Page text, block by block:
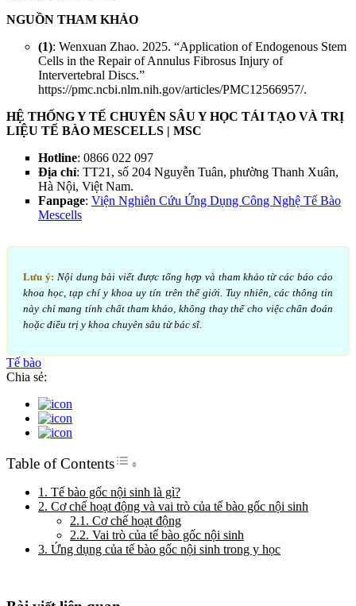
NGUỒN THAM KHẢO
(1): Wenxuan Zhao. 2025. “Application of Endogenous Stem
Cells in the Repair of Annulus Fibrosus Injury of
Intervertebral Discs.”
https://pmc.ncbi.nlm.nih.gov/articles/PMC12566957/.
HỆ THỐNG Y TẾ CHUYÊN SÂU Y HỌC TÁI TẠO VÀ TRỊ
LIỆU TẾ BÀO MESCELLS | MSC
Hotline: 0866 022 097
Địa chỉ: TT21, số 204 Nguyễn Tuân, phường Thanh Xuân,
Hà Nội, Việt Nam.
Fanpage: Viện Nghiên Cứu Ứng Dụng Công Nghệ Tế Bào
Mescells
Lưu ý: Nội dung bài viết được tổng hợp và tham khảo từ các báo cáo
khoa học, tạp chí y khoa uy tín trên thế giới. Tuy nhiên, các thông tin
này chỉ mang tính chất tham khảo, không thay thế cho việc chẩn đoán
hoặc điều trị y khoa chuyên sâu từ bác sĩ.
Tế bào
Chia sẻ:
Table of ContentsToggle Table of Content
1. Tế bào gốc nội sinh là gì?
2. Cơ chế hoạt động và vai trò của tế bào gốc nội sinh
2.1. Cơ chế hoạt động
2.2. Vai trò của tế bào gốc nội sinh
3. Ứng dụng của tế bào gốc nội sinh trong y học